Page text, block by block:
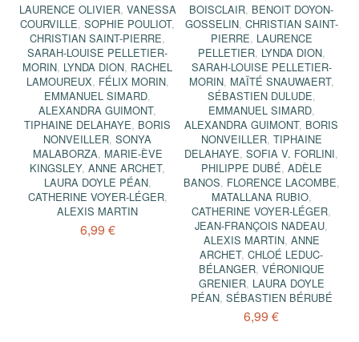
LAURENCE OLIVIER, VANESSA
COURVILLE,SOPHIE POULIOT,
CHRISTIAN SAINT-PIERRE,
SARAH-LOUISE PELLETIER-
MORIN, LYNDA DION, RACHEL
LAMOUREUX, FÉLIX MORIN,
EMMANUEL SIMARD,
ALEXANDRA GUIMONT,
TIPHAINE DELAHAYE, BORIS
NONVEILLER,SONYA
MALABORZA, MARIE-ÈVE
KINGSLEY,ANNE ARCHET,
LAURA DOYLE PÉAN,
CATHERINE VOYER-LÉGER,
ALEXIS MARTIN
6,99 €
BOISCLAIR, BENOIT DOYON-
GOSSELIN, CHRISTIAN SAINT-
PIERRE, LAURENCE
PELLETIER, LYNDA DION,
SARAH-LOUISE PELLETIER-
MORIN, MAÏTÉ SNAUWAERT,
SÉBASTIEN DULUDE,
EMMANUEL SIMARD,
ALEXANDRA GUIMONT, BORIS
NONVEILLER, TIPHAINE
DELAHAYE,SOFIA V. FORLINI,
PHILIPPE DUBÉ, ADÈLE
BANOS, FLORENCE LACOMBE,
MATALLANA RUBIO,
CATHERINE VOYER-LÉGER,
JEAN-FRANÇOIS NADEAU,
ALEXIS MARTIN, ANNE
ARCHET,CHLOÉ LEDUC-
BÉLANGER, VÉRONIQUE
GRENIER, LAURA DOYLE
PÉAN, SÉBASTIEN BÉRUBÉ
6,99 €